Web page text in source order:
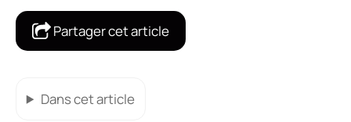
Partager cet article
Dans cet article